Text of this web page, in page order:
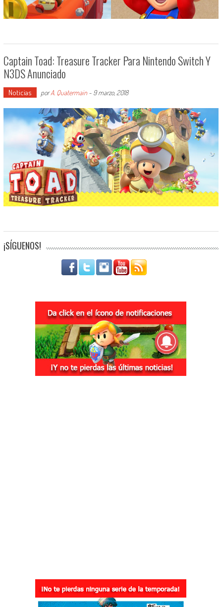
Captain Toad: Treasure Tracker Para Nintendo Switch Y
N3DS Anunciado
Noticias porA. Quatermain- 9 marzo, 2018
¡SÍGUENOS!